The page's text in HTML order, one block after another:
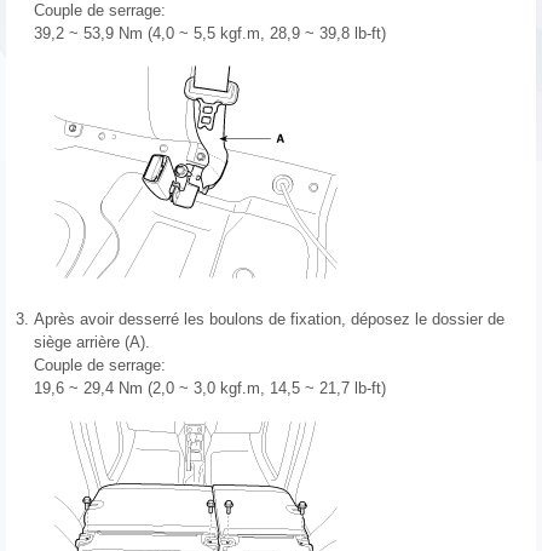
Couple de serrage:
39,2 ~ 53,9 Nm (4,0 ~ 5,5 kgf.m, 28,9 ~ 39,8 lb-ft)
3. Après avoir desserré les boulons de fixation, déposez le dossier de
siège arrière (A).
Couple de serrage:
19,6 ~ 29,4 Nm (2,0 ~ 3,0 kgf.m, 14,5 ~ 21,7 lb-ft)